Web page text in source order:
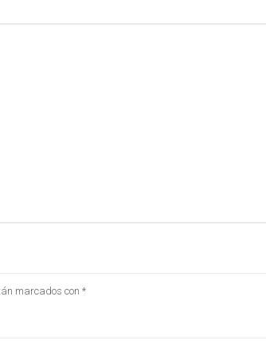
marcados con *